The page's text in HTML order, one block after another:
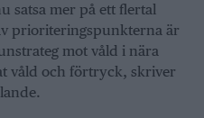
satsa mer på ett flertal
prioriteringspunkterna är
mot våld i nära
våld och förtryck, skriver